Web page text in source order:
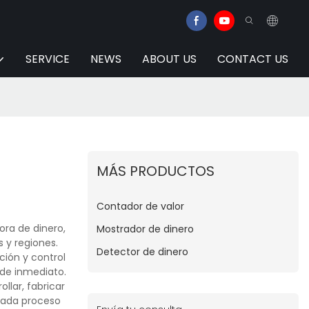
SERVICE NEWS ABOUT US CONTACT US
de dinero,
y regiones.
y control
inmediato.
fabricar
proceso
MÁS PRODUCTOS
Contador de valor
Mostrador de dinero
Detector de dinero